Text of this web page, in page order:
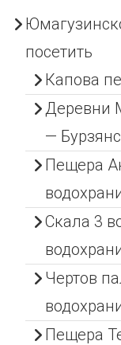
посетить
Капова
Деревни
—
Пещера
Скала 3
Чертов
Пещера